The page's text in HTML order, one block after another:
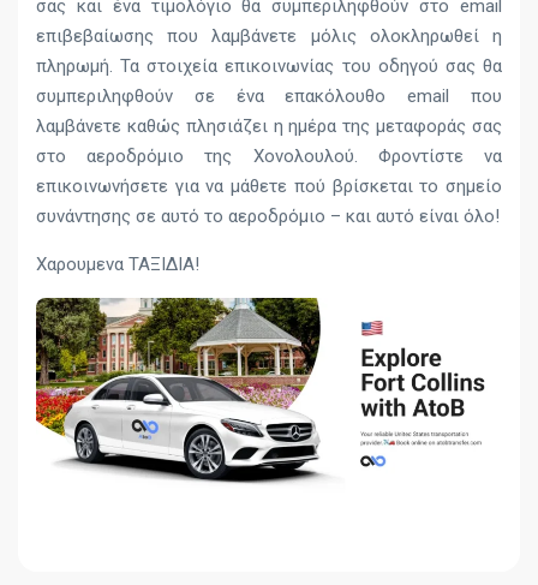
σας και ένα τιμολόγιο θα συμπεριληφθούν στο email
επιβεβαίωσης που λαμβάνετε μόλις ολοκληρωθεί η
πληρωμή. Τα στοιχεία επικοινωνίας του οδηγού σας θα
συμπεριληφθούν σε ένα επακόλουθο email που
λαμβάνετε καθώς πλησιάζει η ημέρα της μεταφοράς σας
στο αεροδρόμιο της Χονολουλού. Φροντίστε να
επικοινωνήσετε για να μάθετε πού βρίσκεται το σημείο
συνάντησης σε αυτό το αεροδρόμιο – και αυτό είναι όλο!
Χαρουμενα ΤΑΞΙΔΙΑ!